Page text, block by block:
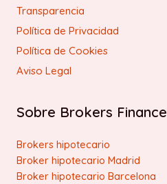
Transparencia
Política de Privacidad
Política de Cookies
Aviso Legal
Sobre Brokers Finance
Brokers hipotecario
Broker hipotecario Madrid
Broker hipotecario Barcelona